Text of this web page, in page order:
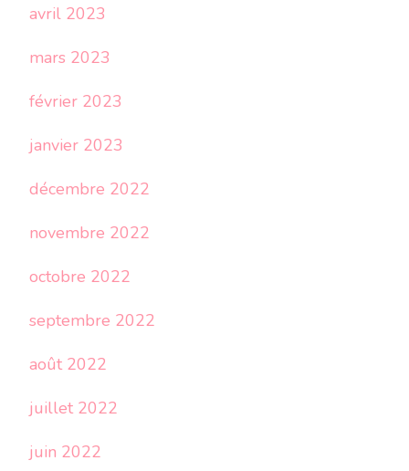
avril 2023
mars 2023
février 2023
janvier 2023
décembre 2022
novembre 2022
octobre 2022
septembre 2022
août 2022
juillet 2022
juin 2022